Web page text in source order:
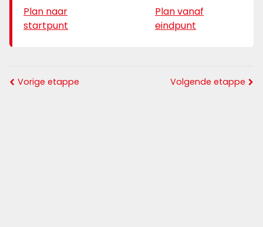
Plan naar
startpunt
Plan vanaf
eindpunt
Vorige etappe Volgende etappe